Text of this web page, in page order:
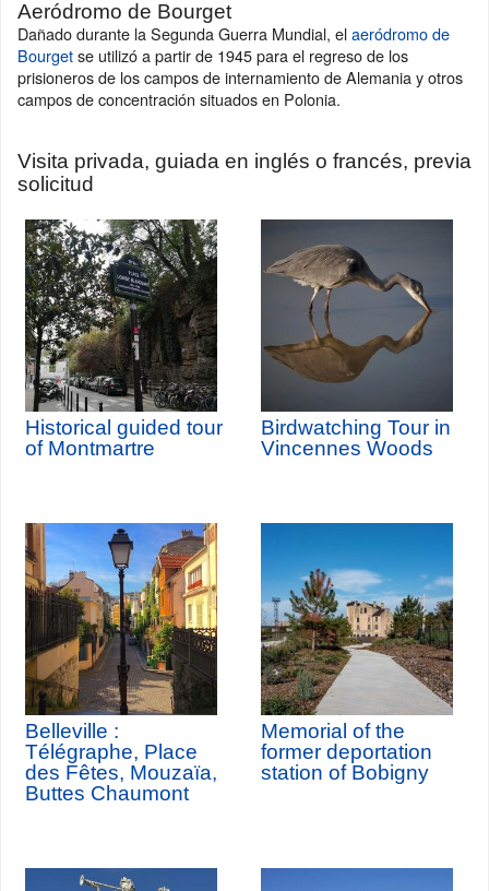
Aeródromo de Bourget
Dañado durante la Segunda Guerra Mundial, elaeródromo de
Bourgetse utilizó a partir de 1945 para el regreso de los
prisioneros de los campos de internamiento de Alemania y otros
campos de concentración situados en Polonia.
Visita privada, guiada en inglés o francés, previa
solicitud
Historical guided tour
of Montmartre
Birdwatching Tour in
Vincennes Woods
Belleville :
Télégraphe, Place
des Fêtes, Mouzaïa,
Buttes Chaumont
Memorial of the
former deportation
station of Bobigny